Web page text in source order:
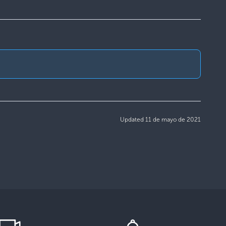
Updated 11 de mayo de 2021